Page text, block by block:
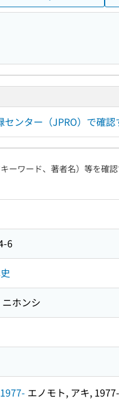
ンター（JPRO）で確認
ーワード、著者名）等を確認
6
ホンシ
エノモト, アキ, 1977-